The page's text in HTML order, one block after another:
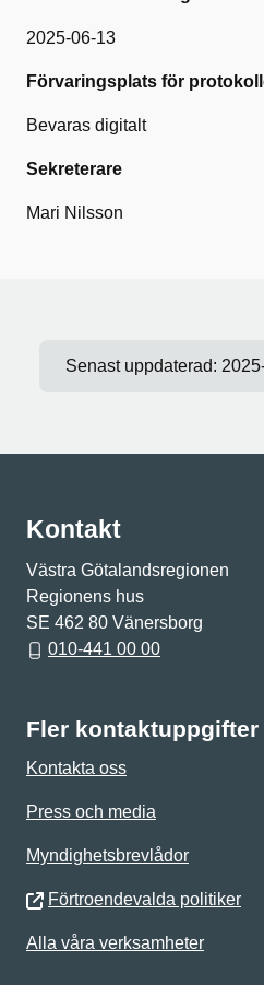
2025-06-13
Förvaringsplats för
Bevaras digitalt
Sekreterare
Mari Nilsson
Senast uppdaterad:
Kontakt
Västra Götalandsregionen
Regionens hus
SE 462 80 Vänersborg
010-441 00 00
Fler kontaktuppgifter
Kontakta oss
Press och media
Myndighetsbrevlådor
Förtroendevalda politiker
Alla våra verksamheter